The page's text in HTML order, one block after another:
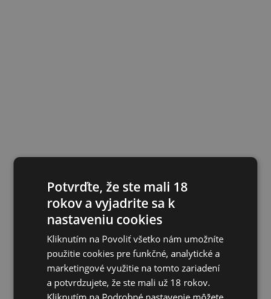
Potvrďte, že ste mali 18
rokov a vyjadrite sa k
nastaveniu cookies
Kliknutím na Povoliť všetko nám umožníte
použitie cookies pre funkčné, analytické a
marketingové využitie na tomto zariadení
a potvrdzujete, že ste mali už 18 rokov.